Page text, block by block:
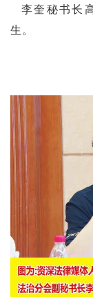
李奎秘书长
生。